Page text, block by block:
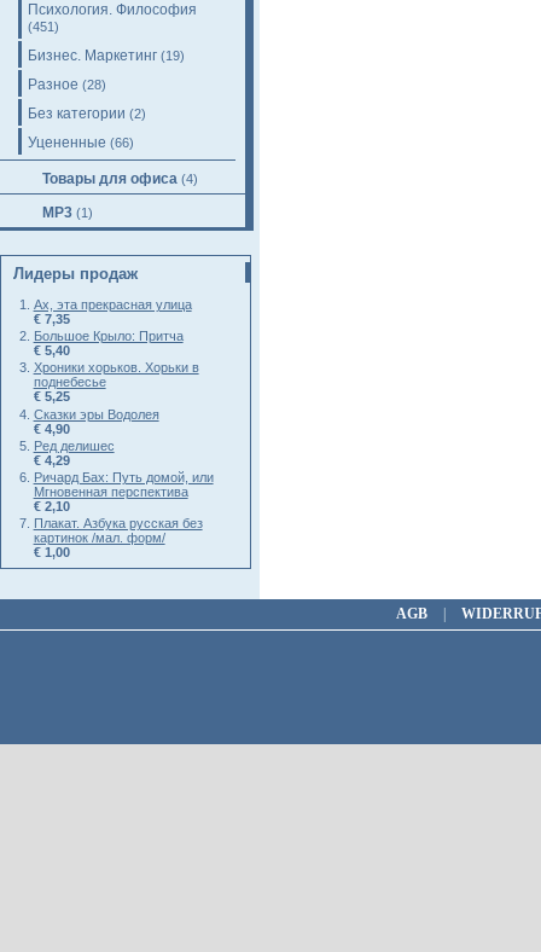
Психология. Философия
(451)
Бизнес. Маркетинг (19)
Разное (28)
Без категории (2)
Уцененные (66)
Товары для офиса (4)
MP3 (1)
Лидеры продаж
Ах, эта прекрасная улица
€ 7,35
Большое Крыло: Притча
€ 5,40
Хроники хорьков. Хорьки в
поднебесье
€ 5,25
Сказки эры Водолея
€ 4,90
Ред делишес
€ 4,29
Ричард Бах: Путь домой, или
Мгновенная перспектива
€ 2,10
Плакат. Азбука русская без
картинок /мал. форм/
€ 1,00
AGB